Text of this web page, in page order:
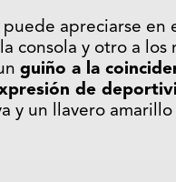
apreciarse
consola y otro a
guiño a la
de
y un llavero